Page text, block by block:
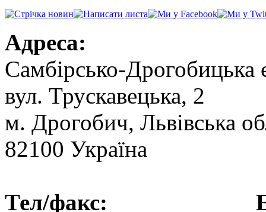
Адреса:
Самбірсько-Дрогобицька
вул. Трускавецька, 2
м. Дрогобич, Львівська
82100 Україна
Тел/факс: